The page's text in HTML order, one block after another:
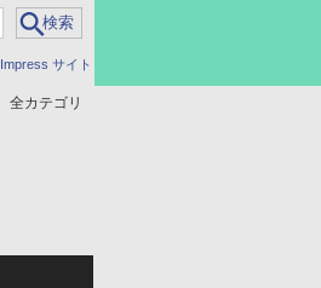
Impress サイト
全カテゴリ